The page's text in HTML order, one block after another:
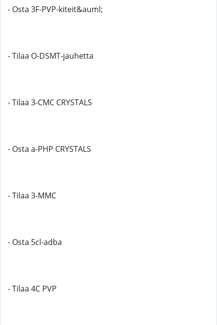
- Osta 3F-PVP-kiteit&auml;
- Tilaa O-DSMT-jauhetta
- Tilaa 3-CMC CRYSTALS
- Osta a-PHP CRYSTALS
- Tilaa 3-MMC
- Osta 5cl-adba
- Tilaa 4C PVP